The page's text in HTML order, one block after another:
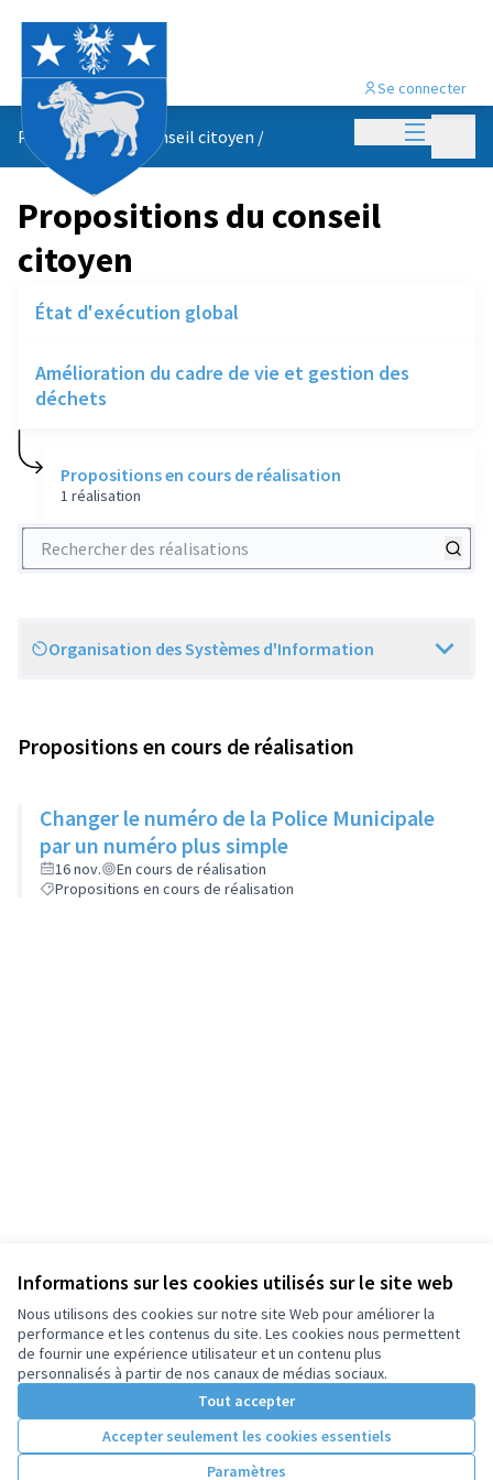
Informations sur les cookies utilisés sur le site web
Nous utilisons des cookies sur notre site Web pour améliorer la
performance et les contenus du site. Les cookies nous permettent
de fournir une expérience utilisateur et un contenu plus
personnalisés à partir de nos canaux de médias sociaux.
Tout accepter
Accepter seulement les cookies essentiels
Paramètres
Menu
Se connecter
Propositions du conseil citoyen /
Propositions du conseil
citoyen
État d'exécution global
Amélioration du cadre de vie et gestion des
déchets
Propositions en cours de réalisation
1 réalisation
Rechercher des réalisations
Scope
Organisation des Systèmes d'Information
Propositions en cours de réalisation
Changer le numéro de la Police Municipale
par un numéro plus simple
16 nov.
En cours de réalisation
Propositions en cours de réalisation